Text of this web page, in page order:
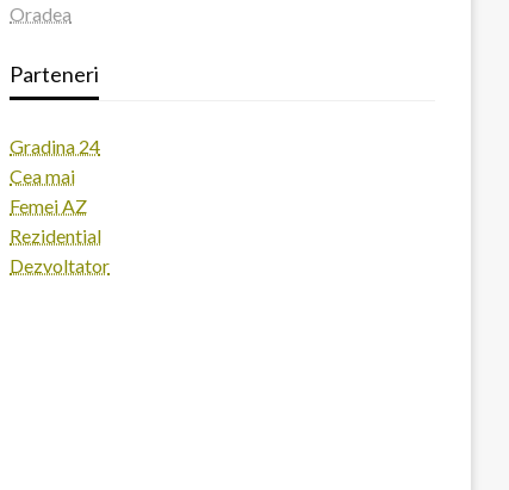
Oradea
Parteneri
Gradina 24
Cea mai
Femei AZ
Rezidential
Dezvoltator